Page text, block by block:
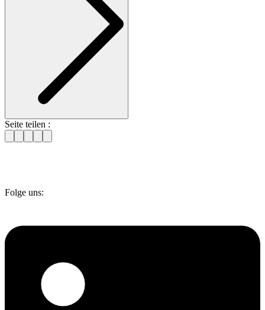
Seite teilen :
Folge uns: